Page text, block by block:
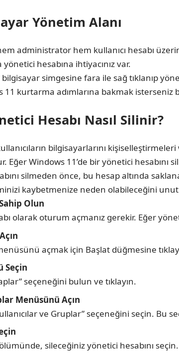
Yönetim Alanı
administrator hem kullanıcı hesabı
hesabına ihtiyacınız var.
simgesine fara ile sağ tıklanıp
11 kurtarma adımlarına bakmak
Hesabı Nasıl Silinir?
bilgisayarlarını
Eğer Windows 11’de bir yönetici hesabını
silmeden önce, bu hesap altında
kaybetmenize neden olabileceğini
Olun
olarak oturum açmanız gerekir. Eğer
açmak için Başlat düğmesine
Seçin
seçeneğini bulun ve tıklayın.
Menüsünü Açın
ve Gruplar” seçeneğini seçin. Bu
sileceğiniz yönetici hesabını seçin.